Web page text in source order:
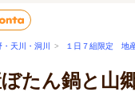
・天川・洞川 > １日７組限定 地
ぼたん鍋と